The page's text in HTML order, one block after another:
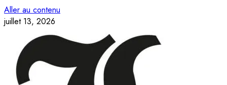
Aller au contenu
juillet 13, 2026